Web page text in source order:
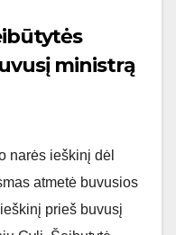
ministrą
narės ieškinį dėl
atmetė buvusios
prieš buvusį